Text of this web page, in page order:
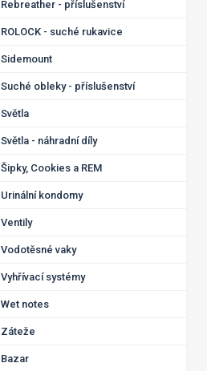
Rebreather - příslušenství
ROLOCK - suché rukavice
Sidemount
Suché obleky - příslušenství
Světla
Světla - náhradní díly
Šipky, Cookies a REM
Urinální kondomy
Ventily
Vodotěsné vaky
Vyhřívací systémy
Wet notes
Záteže
Bazar